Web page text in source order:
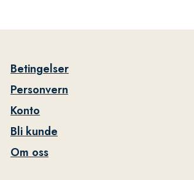
Betingelser
Personvern
Konto
Bli kunde
Om oss